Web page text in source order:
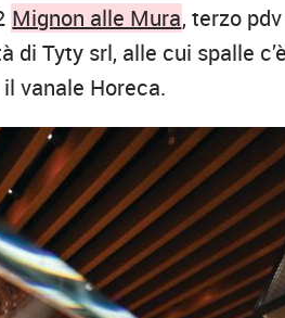
Mignon alle Mura, terzo
di Tyty srl, alle cui spalle
vanale Horeca.